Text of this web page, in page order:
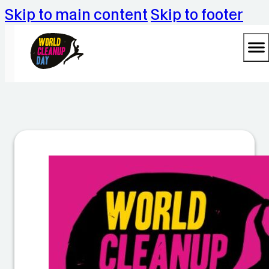
Skip to main content Skip to footer
ü
rs
el
e
n